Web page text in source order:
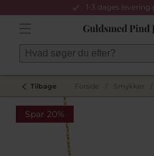
1-3 dages levering
Tilbage Forside Smykker
Spar 20%